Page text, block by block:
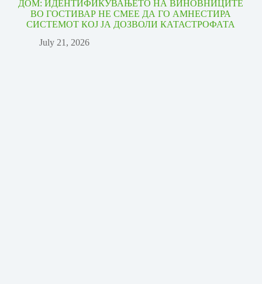
ДОМ: ИДЕНТИФИКУВАЊЕТО НА ВИНОВНИЦИТЕ
ВО ГОСТИВАР НЕ СМЕЕ ДА ГО АМНЕСТИРА
СИСТЕМОТ КОЈ ЈА ДОЗВОЛИ КАТАСТРОФАТА
July 21, 2026